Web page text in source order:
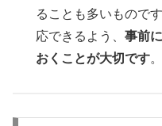
ることも多いもので
応できるよう、事前
おくことが大切です。